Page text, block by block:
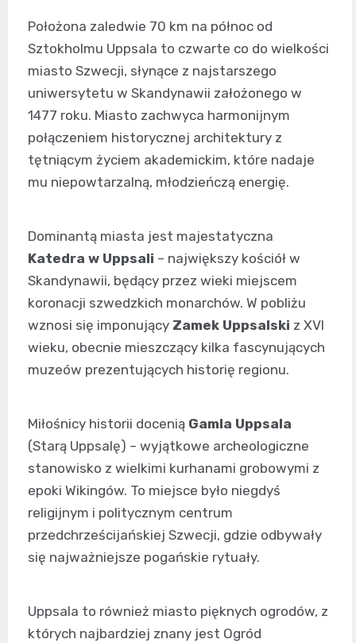
Położona zaledwie 70 km na północ od
Sztokholmu Uppsala to czwarte co do wielkości
miasto Szwecji, słynące z najstarszego
uniwersytetu w Skandynawii założonego w
1477 roku. Miasto zachwyca harmonijnym
połączeniem historycznej architektury z
tętniącym życiem akademickim, które nadaje
mu niepowtarzalną, młodzieńczą energię.
Dominantą miasta jest majestatyczna
Katedra w Uppsali – największy kościół w
Skandynawii, będący przez wieki miejscem
koronacji szwedzkich monarchów. W pobliżu
wznosi się imponujący Zamek Uppsalski z XVI
wieku, obecnie mieszczący kilka fascynujących
muzeów prezentujących historię regionu.
Miłośnicy historii docenią Gamla Uppsala
(Starą Uppsalę) – wyjątkowe archeologiczne
stanowisko z wielkimi kurhanami grobowymi z
epoki Wikingów. To miejsce było niegdyś
religijnym i politycznym centrum
przedchrześcijańskiej Szwecji, gdzie odbywały
się najważniejsze pogańskie rytuały.
Uppsala to również miasto pięknych ogrodów, z
których najbardziej znany jest Ogród